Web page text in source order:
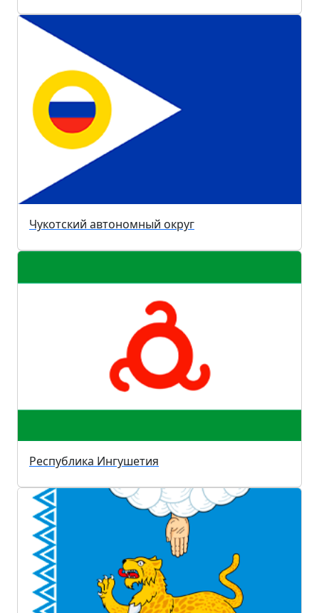
Чукотский автономный округ
Республика Ингушетия